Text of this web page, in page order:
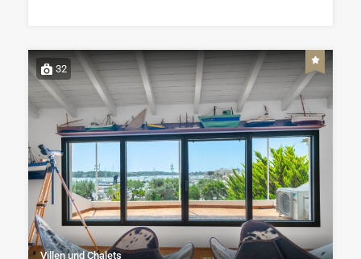
32
Villen und Chalets